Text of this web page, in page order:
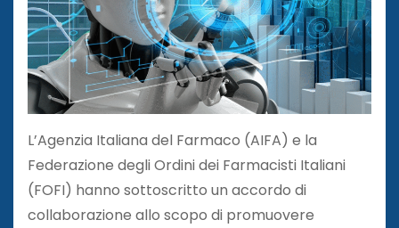
L’Agenzia Italiana del Farmaco (AIFA) e la
Federazione degli Ordini dei Farmacisti Italiani
(FOFI) hanno sottoscritto un accordo di
collaborazione allo scopo di promuovere